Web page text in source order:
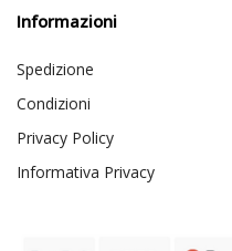
Informazioni
Spedizione
Condizioni
Privacy Policy
Informativa Privacy